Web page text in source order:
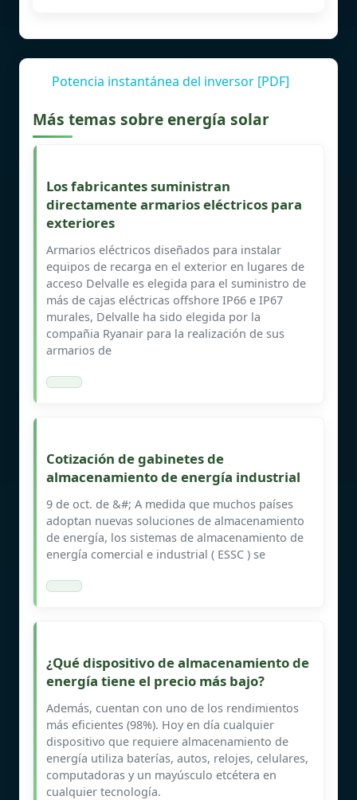
Potencia instantánea del inversor [PDF]
Más temas sobre energía solar
Los fabricantes suministran
directamente armarios eléctricos para
exteriores
Armarios eléctricos diseñados para instalar
equipos de recarga en el exterior en lugares de
acceso Delvalle es elegida para el suministro de
más de cajas eléctricas offshore IP66 e IP67
murales, Delvalle ha sido elegida por la
compañia Ryanair para la realización de sus
armarios de
Cotización de gabinetes de
almacenamiento de energía industrial
9 de oct. de &#; A medida que muchos países
adoptan nuevas soluciones de almacenamiento
de energía, los sistemas de almacenamiento de
energía comercial e industrial ( ESSC ) se
¿Qué dispositivo de almacenamiento de
energía tiene el precio más bajo?
Además, cuentan con uno de los rendimientos
más eficientes (98%). Hoy en día cualquier
dispositivo que requiere almacenamiento de
energía utiliza baterías, autos, relojes, celulares,
computadoras y un mayúsculo etcétera en
cualquier tecnología.